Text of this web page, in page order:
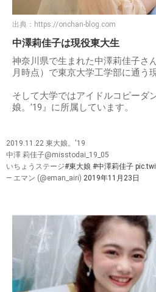
出典： https://onchan-blog.com
中澤莉佳子は現役東大生
神奈川県で生まれた中澤莉佳子さ
月時点）で東京大学工学部に通う
そして大学ではアイドルコピーダ
娘。'19』に所属しています。
2019.11.22 東大娘。'19
中澤 莉佳子@misstodai_19_05
いちょうステージ#東大娘 #中澤莉佳子
— エマン (@eman_airi) 2019年11月23日